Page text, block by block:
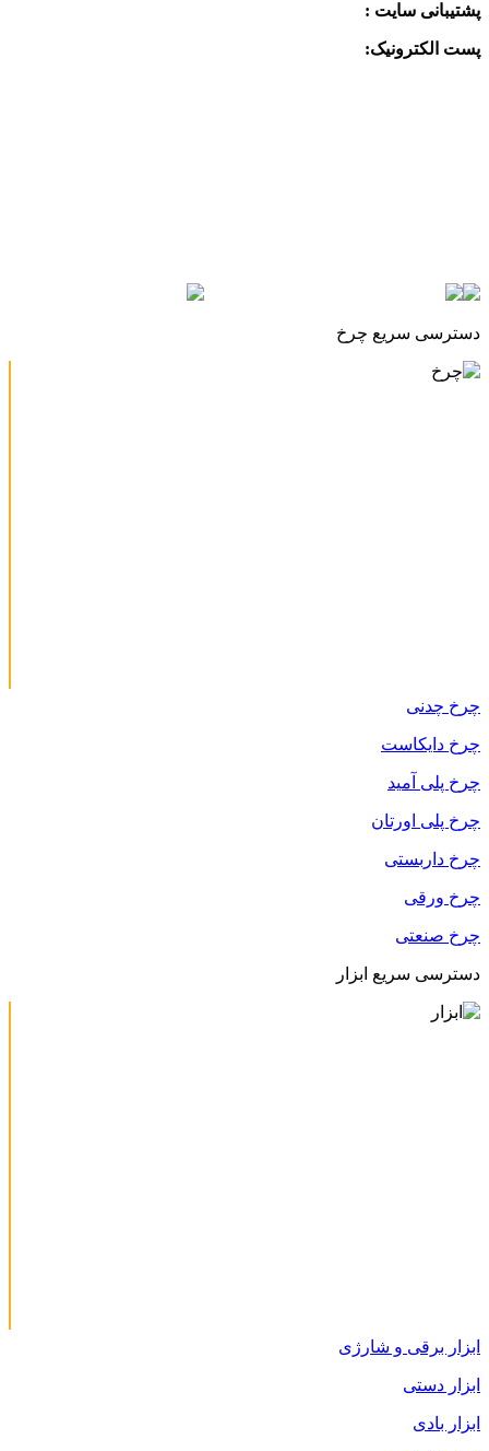
پشتیبانی سایت :
پست الکترونیک:
دسترسی سریع چرخ
چرخ چدنی
چرخ دایکاست
چرخ پلی آمید
چرخ پلی اورتان
چرخ داربستی
چرخ ورقی
چرخ صنعتی
دسترسی سریع ابزار
ابزار برقی و شارژی
ابزار دستی
ابزار بادی